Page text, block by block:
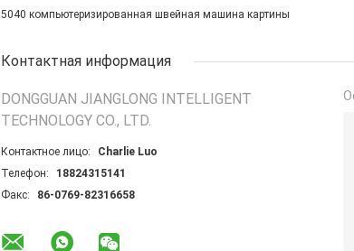
5040 компьютеризированная швейная машина картины
Контактная информация
DONGGUAN JIANGLONG INTELLIGENT
TECHNOLOGY CO., LTD.
Контактное лицо:
Charlie Luo
Телефон:
18824315141
Факс:
86-0769-82316658